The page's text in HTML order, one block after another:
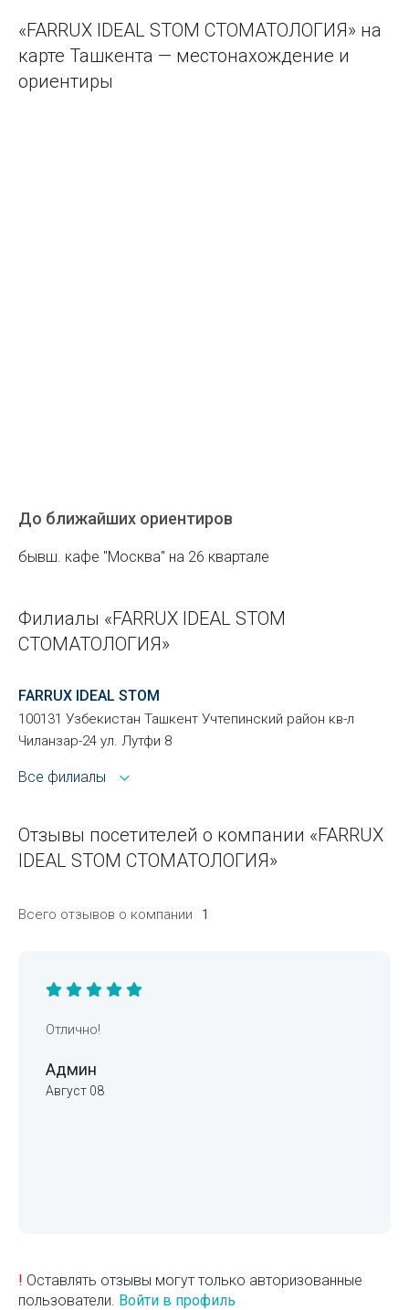
«FARRUX IDEAL STOM СТОМАТОЛОГИЯ» на
карте Ташкента — местонахождение и
ориентиры
До ближайших ориентиров
бывш. кафе "Москва" на 26 квартале
Филиалы «FARRUX IDEAL STOM
СТОМАТОЛОГИЯ»
FARRUX IDEAL STOM
100131 Узбекистан Ташкент Учтепинский район кв-л
Чиланзар-24 ул. Лутфи 8
Все филиалы
Отзывы посетителей о компании «FARRUX
IDEAL STOM СТОМАТОЛОГИЯ»
Всего отзывов о компании 1
Отлично!
Админ
Август 08
! Оставлять отзывы могут только авторизованные
пользователи. Войти в профиль